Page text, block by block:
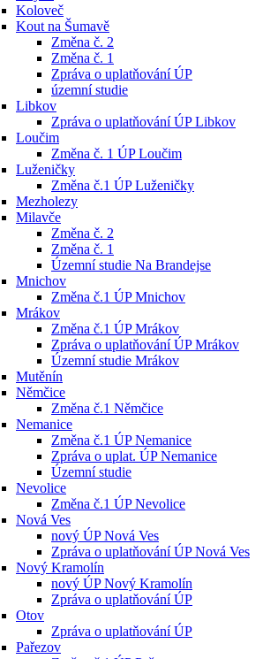
Koloveč
Kout na Šumavě
Změna č. 2
Změna č. 1
Zpráva o uplatňování ÚP
územní studie
Libkov
Zpráva o uplatňování ÚP Libkov
Loučim
Změna č. 1 ÚP Loučim
Luženičky
Změna č.1 ÚP Luženičky
Mezholezy
Milavče
Změna č. 2
Změna č. 1
Územní studie Na Brandejse
Mnichov
Změna č.1 ÚP Mnichov
Mrákov
Změna č.1 ÚP Mrákov
Zpráva o uplatňování ÚP Mrákov
Územní studie Mrákov
Mutěnín
Němčice
Změna č.1 Němčice
Nemanice
Změna č.1 ÚP Nemanice
Zpráva o uplat. ÚP Nemanice
Územní studie
Nevolice
Změna č.1 ÚP Nevolice
Nová Ves
nový ÚP Nová Ves
Zpráva o uplatňování ÚP Nová Ves
Nový Kramolín
nový ÚP Nový Kramolín
Zpráva o uplatňování ÚP
Otov
Zpráva o uplatňování ÚP
Pařezov